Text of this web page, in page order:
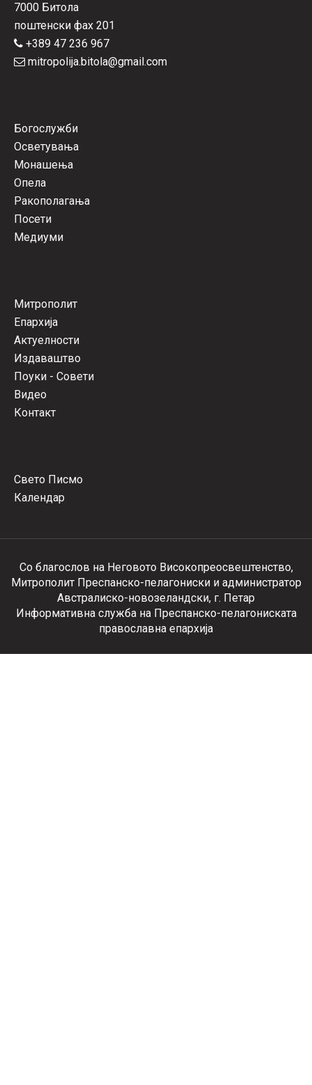
7000 Битола
поштенски фах 201
+389 47 236 967
mitropolija.bitola@gmail.com
Богослужби
Осветувања
Монашења
Опела
Ракополагања
Посети
Медиуми
Митрополит
Епархија
Актуелности
Издаваштво
Поуки - Совети
Видео
Контакт
Свето Писмо
Календар
Со благослов на Неговото Високопреосвештенство,
Митрополит Преспанско-пелагониски и администратор
Австралиско-новозеландски, г. Петар
Информативна служба на Преспанско-пелагониската
православна епархија